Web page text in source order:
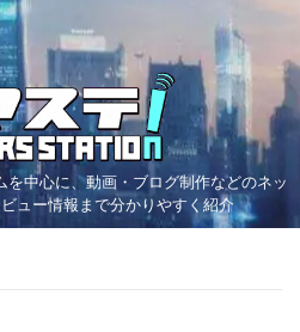
中心に、動画・ブログ制作などのネッ
ュー情報まで分かりやすく紹介